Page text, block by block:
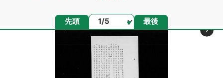
先頭 ページ 最後